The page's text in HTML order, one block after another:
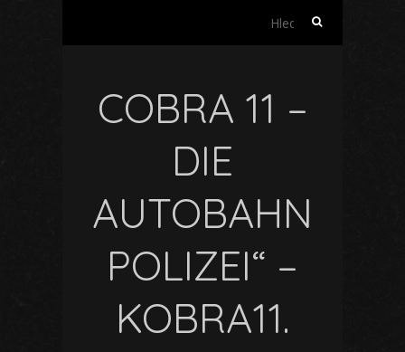
Vyhledávání
COBRA 11 –
DIE
AUTOBAHN
POLIZEI“ –
KOBRA11.